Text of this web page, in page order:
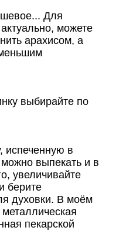
Для
можете
арахисом, а
выбирайте по
испеченную в
выпекать и в
увеличивайте
берите
духовки. В моём
пекарской